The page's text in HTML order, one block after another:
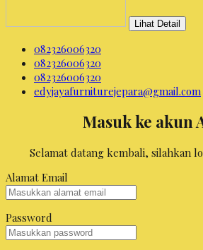
Lihat Detail
082326006320
082326006320
082326006320
edyjayafurniturejepara@gmail.com
Masuk ke akun
Selamat datang kembali, silahkan
Alamat Email
Password